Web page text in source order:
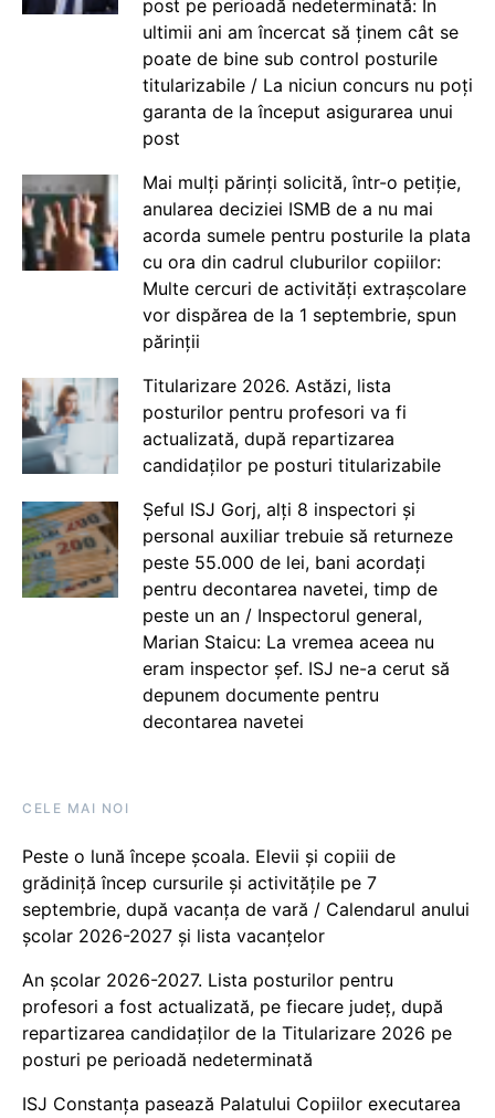
post pe perioadă nedeterminată: În
ultimii ani am încercat să ținem cât se
poate de bine sub control posturile
titularizabile / La niciun concurs nu poți
garanta de la început asigurarea unui
post
Mai mulți părinți solicită, într-o petiție,
anularea deciziei ISMB de a nu mai
acorda sumele pentru posturile la plata
cu ora din cadrul cluburilor copiilor:
Multe cercuri de activități extrașcolare
vor dispărea de la 1 septembrie, spun
părinții
Titularizare 2026. Astăzi, lista
posturilor pentru profesori va fi
actualizată, după repartizarea
candidaților pe posturi titularizabile
Șeful ISJ Gorj, alți 8 inspectori și
personal auxiliar trebuie să returneze
peste 55.000 de lei, bani acordați
pentru decontarea navetei, timp de
peste un an / Inspectorul general,
Marian Staicu: La vremea aceea nu
eram inspector șef. ISJ ne-a cerut să
depunem documente pentru
decontarea navetei
CELE MAI NOI
Peste o lună începe școala. Elevii și copiii de
grădiniță încep cursurile și activitățile pe 7
septembrie, după vacanța de vară / Calendarul anului
școlar 2026-2027 și lista vacanțelor
An școlar 2026-2027. Lista posturilor pentru
profesori a fost actualizată, pe fiecare județ, după
repartizarea candidaților de la Titularizare 2026 pe
posturi pe perioadă nedeterminată
ISJ Constanța pasează Palatului Copiilor executarea